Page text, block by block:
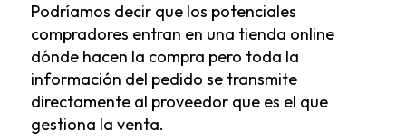
Podríamos decir que los potenciales
compradores entran en una tienda online
dónde hacen la compra pero toda la
información del pedido se transmite
directamente al proveedor que es el que
gestiona la venta.